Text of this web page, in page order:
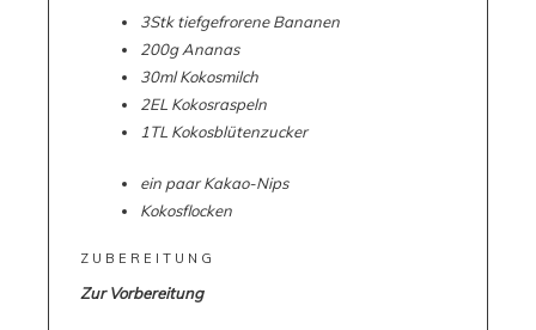
3Stk tiefgefrorene Bananen
200g Ananas
30ml Kokosmilch
2EL Kokosraspeln
1TL Kokosblütenzucker
ein paar Kakao-Nips
Kokosflocken
ZUBEREITUNG
Zur Vorbereitung